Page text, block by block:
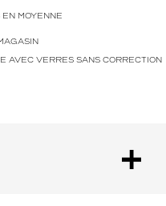
EN MOYENNE
AVEC VERRES SANS CORRECTION